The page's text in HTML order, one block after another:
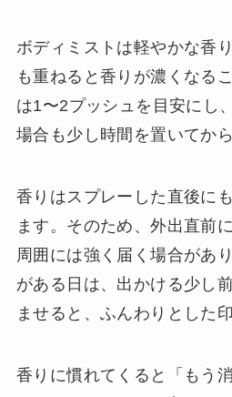
ボディミストは軽やかな香
も重ねると香りが濃くなる
は1〜2プッシュを目安にし
場合も少し時間を置いてか
香りはスプレーした直後に
ます。そのため、外出直前
周囲には強く届く場合があ
がある日は、出かける少し
ませると、ふんわりとした
香りに慣れてくると「もう